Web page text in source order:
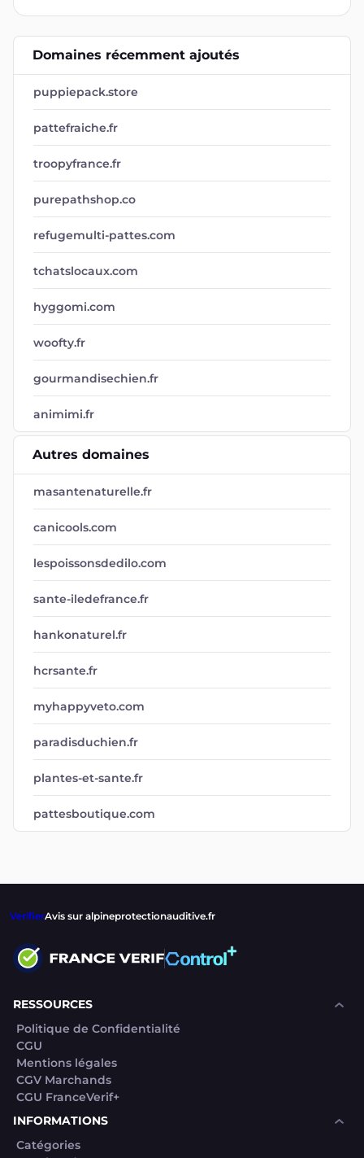
Domaines récemment ajoutés
puppiepack.store
pattefraiche.fr
troopyfrance.fr
purepathshop.co
refugemulti-pattes.com
tchatslocaux.com
hyggomi.com
woofty.fr
gourmandisechien.fr
animimi.fr
Autres domaines
masantenaturelle.fr
canicools.com
lespoissonsdedilo.com
sante-iledefrance.fr
hankonaturel.fr
hcrsante.fr
myhappyveto.com
paradisduchien.fr
plantes-et-sante.fr
pattesboutique.com
VerifierAvis sur alpineprotectionauditive.fr
RESSOURCES
Politique de Confidentialité
CGU
Mentions légales
CGV Marchands
CGU FranceVerif+
INFORMATIONS
Catégories